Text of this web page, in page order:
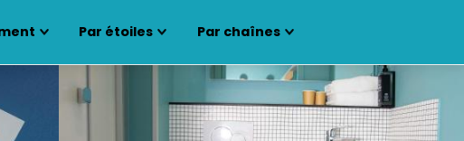
Par étoiles Par chaînes